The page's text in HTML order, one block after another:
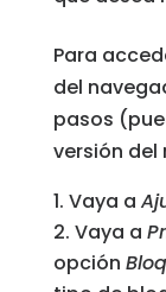
Para
del
pasos
versión
Vaya a
Vaya a
opción